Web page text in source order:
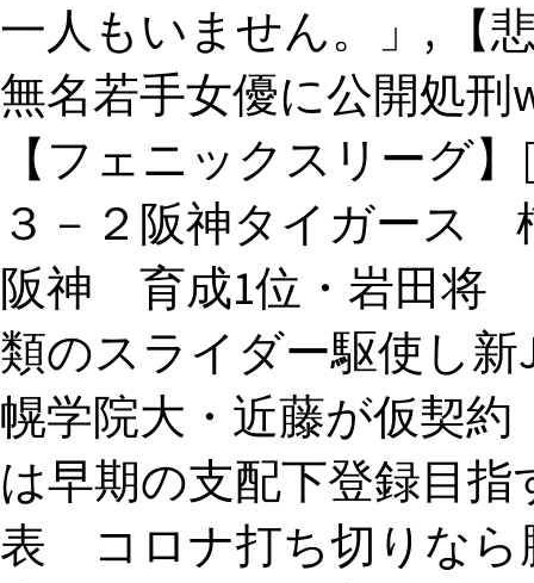
一人もいません。」, 【
無名若手女優に公開処
【フェニックスリーグ
３－２阪神タイガース
阪神 育成1位・岩田将
類のスライダー駆使し新
幌学院大・近藤が仮契
は早期の支配下登録目
表 コロナ打ち切りなら